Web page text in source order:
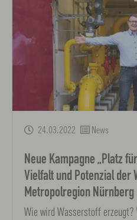
24.03.2022 News
Neue Kampagne „Platz
Vielfalt und Potenzial der
Metropolregion Nürnberg
Wie wird Wasserstoff erzeugt?